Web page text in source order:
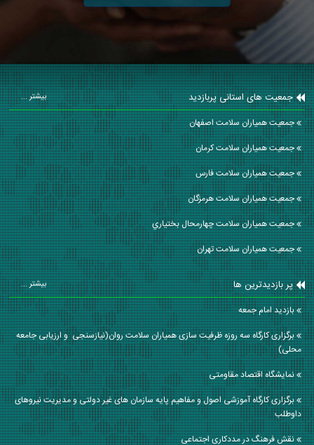
جمعیت های استانی پربازدید بیشتر ...
جمعیت همیاران سلامت اصفهان
جمعیت همیاران سلامت كرمان
جمعیت همیاران سلامت فارس
جمعیت همیاران سلامت هرمزگان
جمعیت همیاران سلامت چهارمحال بختياري
جمعیت همیاران سلامت تهران
پر بازدیدترین ها بیشتر ...
بازدید امام جمعه
برگزاری کارگاه سه روزه ظرفیت سازی همیاران سلامت روان(نیازسنجی و ارزیابی جامعه
محلی)
نمایشگاه اقتصاد مقاومتی
برگزاری کارگاه آموزشی اصول و مفاهیم پایه سازمان های غیر دولتی و مدیریت نیروهای
داوطلب
نقش فرهنگ در مددکاری اجتماعی